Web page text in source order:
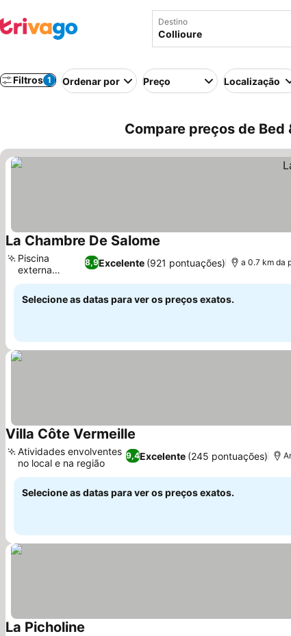
Destino
Filtros 1 Ordenar por Preço Localização
Compare preços de Bed
La Chambre De Salome
8,9Excelente (921 pontuações)
Piscina
externa
privativa
a 0.7 km da
Selecione as datas para ver os preços exatos.
Villa Côte Vermeille
9,4Excelente (245 pontuações)
Atividades envolventes
no local e na região
Selecione as datas para ver os preços exatos.
La Picholine